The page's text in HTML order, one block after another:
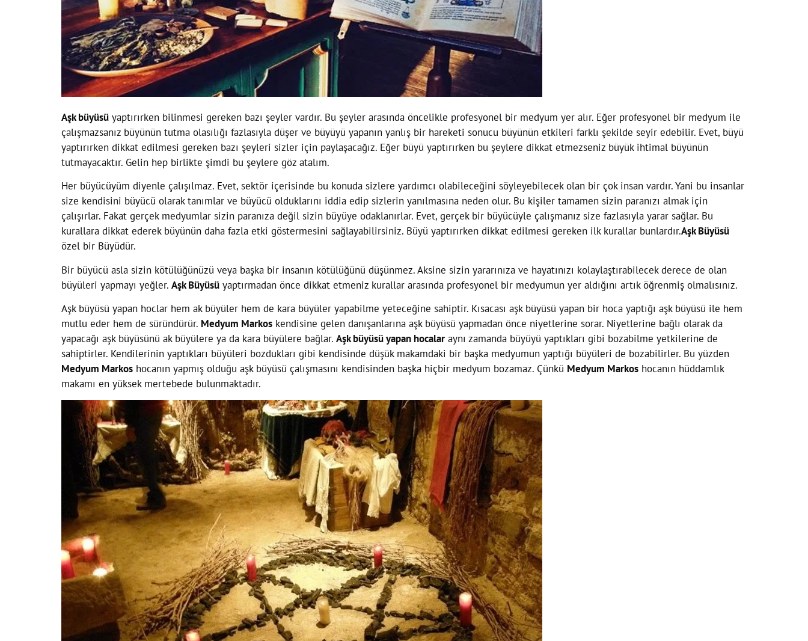
Aşk büyüsü yaptırırken bilinmesi gereken bazı şeyler vardır. Bu şeyler arasında öncelikle profesyonel bir medyum yer alır. Eğer profesyonel bir medyum ile
çalışmazsanız büyünün tutma olasılığı fazlasıyla düşer ve büyüyü yapanın yanlış bir hareketi sonucu büyünün etkileri farklı şekilde seyir edebilir. Evet, büyü
yaptırırken dikkat edilmesi gereken bazı şeyleri sizler için paylaşacağız. Eğer büyü yaptırırken bu şeylere dikkat etmezseniz büyük ihtimal büyünün
tutmayacaktır. Gelin hep birlikte şimdi bu şeylere göz atalım.
Her büyücüyüm diyenle çalışılmaz. Evet, sektör içerisinde bu konuda sizlere yardımcı olabileceğini söyleyebilecek olan bir çok insan vardır. Yani bu insanlar
size kendisini büyücü olarak tanımlar ve büyücü olduklarını iddia edip sizlerin yanılmasına neden olur. Bu kişiler tamamen sizin paranızı almak için
çalışırlar. Fakat gerçek medyumlar sizin paranıza değil sizin büyüye odaklanırlar. Evet, gerçek bir büyücüyle çalışmanız size fazlasıyla yarar sağlar. Bu
kurallara dikkat ederek büyünün daha fazla etki göstermesini sağlayabilirsiniz. Büyü yaptırırken dikkat edilmesi gereken ilk kurallar bunlardır.Aşk Büyüsü
özel bir Büyüdür.
Bir büyücü asla sizin kötülüğünüzü veya başka bir insanın kötülüğünü düşünmez. Aksine sizin yararınıza ve hayatınızı kolaylaştırabilecek derece de olan
büyüleri yapmayı yeğler. Aşk Büyüsü yaptırmadan önce dikkat etmeniz kurallar arasında profesyonel bir medyumun yer aldığını artık öğrenmiş olmalısınız.
Aşk büyüsü yapan hoclar hem ak büyüler hem de kara büyüler yapabilme yeteceğine sahiptir. Kısacası aşk büyüsü yapan bir hoca yaptığı aşk büyüsü ile hem
mutlu eder hem de süründürür. Medyum Markos kendisine gelen danışanlarına aşk büyüsü yapmadan önce niyetlerine sorar. Niyetlerine bağlı olarak da
yapacağı aşk büyüsünü ak büyülere ya da kara büyülere bağlar. Aşk büyüsü yapan hocalar aynı zamanda büyüyü yaptıkları gibi bozabilme yetkilerine de
sahiptirler. Kendilerinin yaptıkları büyüleri bozdukları gibi kendisinde düşük makamdaki bir başka medyumun yaptığı büyüleri de bozabilirler. Bu yüzden
Medyum Markos hocanın yapmış olduğu aşk büyüsü çalışmasını kendisinden başka hiçbir medyum bozamaz. Çünkü Medyum Markos hocanın hüddamlık
makamı en yüksek mertebede bulunmaktadır.